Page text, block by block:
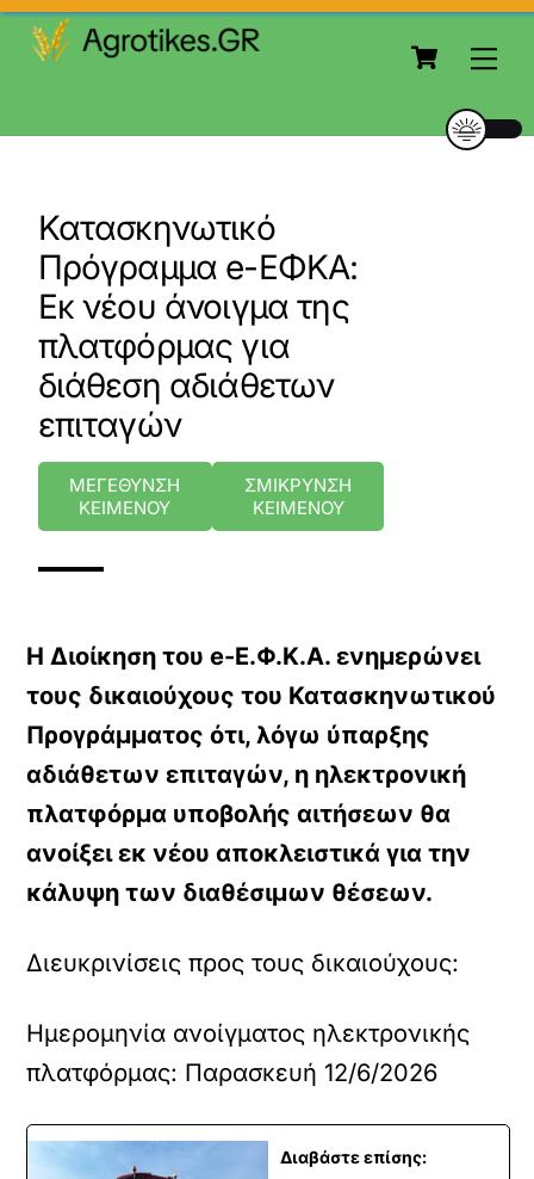
to
content
Cart
Κατασκηνωτικό
Πρόγραμμα e-ΕΦΚΑ:
Εκ νέου άνοιγμα της
πλατφόρμας για
διάθεση αδιάθετων
επιταγών
ΜΕΓΕΘΥΝΣΗ
ΚΕΙΜΕΝΟΥ
ΣΜΙΚΡΥΝΣΗ
ΚΕΙΜΕΝΟΥ
Η Διοίκηση του e-Ε.Φ.Κ.Α. ενημερώνει
τους δικαιούχους του Κατασκηνωτικού
Προγράμματος ότι, λόγω ύπαρξης
αδιάθετων επιταγών, η ηλεκτρονική
πλατφόρμα υποβολής αιτήσεων θα
ανοίξει εκ νέου αποκλειστικά για την
κάλυψη των διαθέσιμων θέσεων.
Διευκρινίσεις προς τους δικαιούχους:
Ημερομηνία ανοίγματος ηλεκτρονικής
πλατφόρμας: Παρασκευή 12/6/2026
Διαβάστε επίσης: